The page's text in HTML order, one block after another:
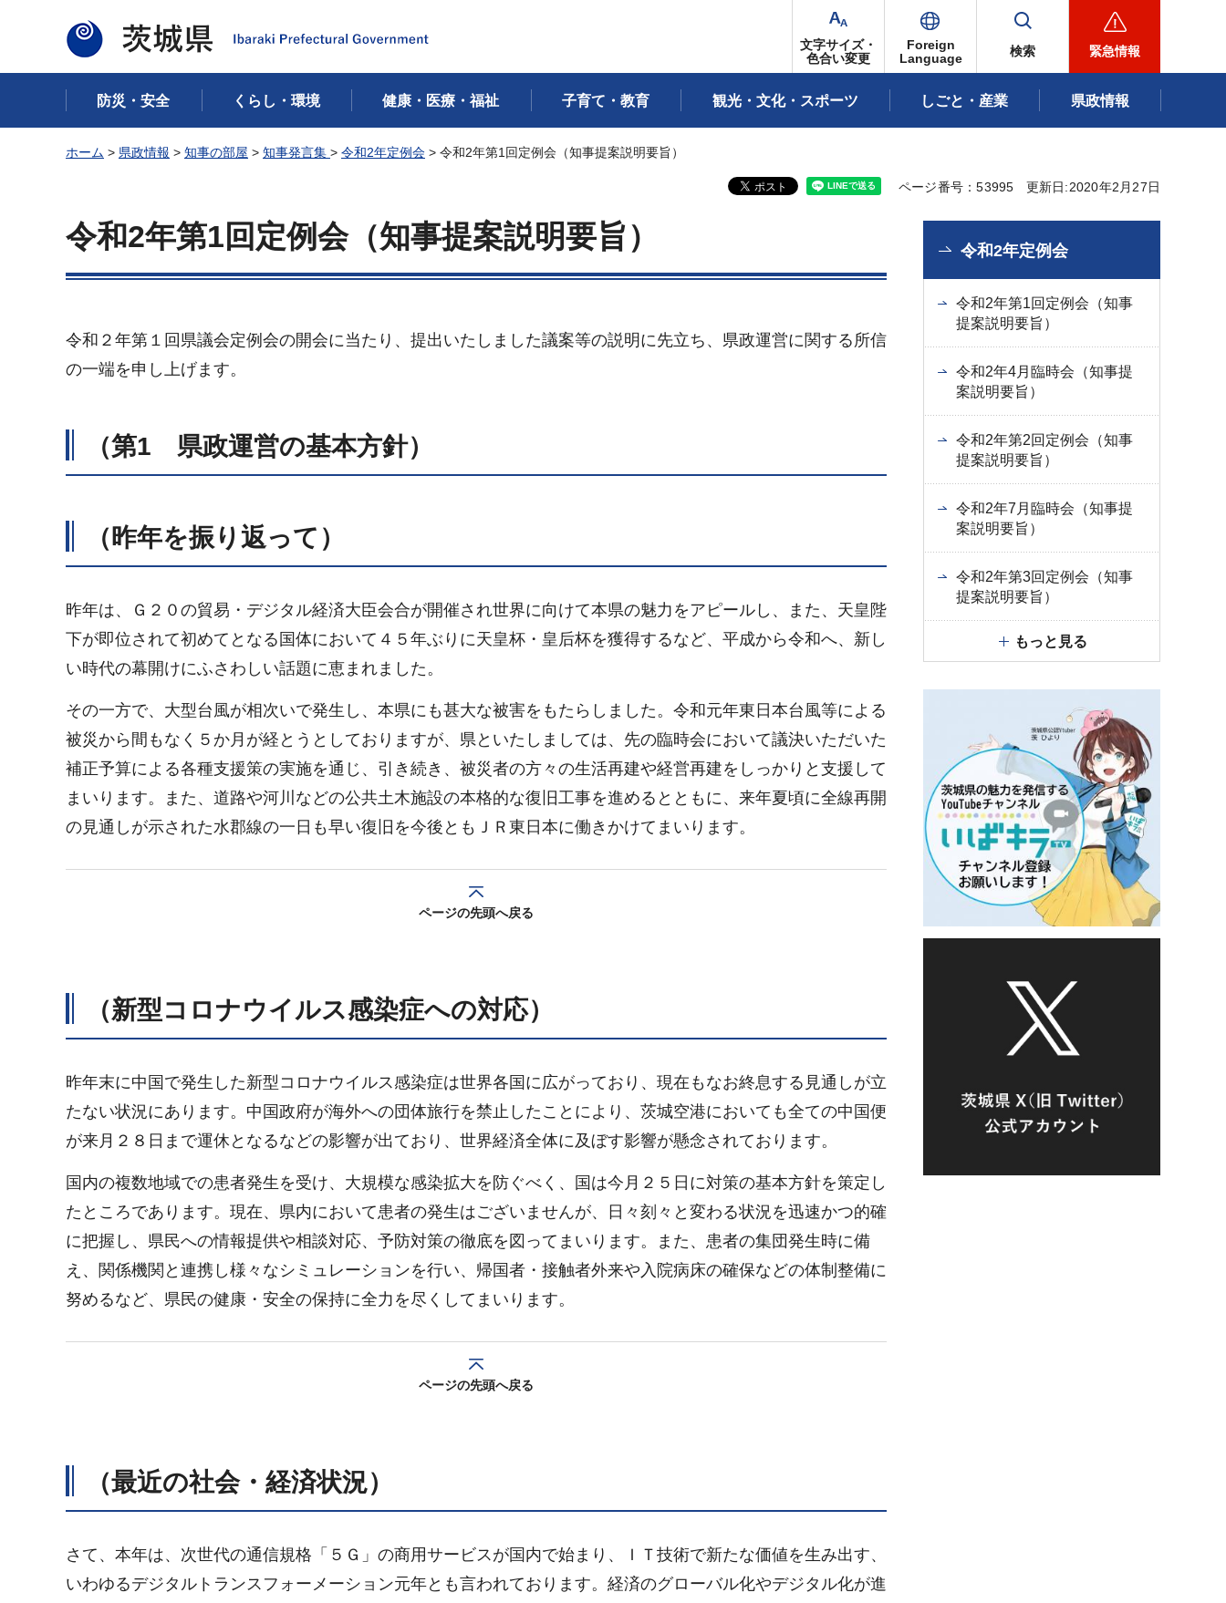
茨城県
文字サイズ・
色合い変更
Foreign
Language
検索 緊急情報
防災・安全 くらし・環境 健康・医療・福祉 子育て・教育 観光・文化・スポーツ しごと・産業 県政情報
ホーム > 県政情報 > 知事の部屋 > 知事発言集 > 令和2年定例会 > 令和2年第1回定例会（知事提案説明要旨）
ページ番号：53995 更新日:2020年2月27日
令和2年第1回定例会（知事提案説明要旨）
令和２年第１回県議会定例会の開会に当たり、提出いたしました議案等の説明に先立ち、県政運営に関する所信
の一端を申し上げます。
（第1 県政運営の基本方針）
（昨年を振り返って）
昨年は、Ｇ２０の貿易・デジタル経済大臣会合が開催され世界に向けて本県の魅力をアピールし、また、天皇陛
下が即位されて初めてとなる国体において４５年ぶりに天皇杯・皇后杯を獲得するなど、平成から令和へ、新し
い時代の幕開けにふさわしい話題に恵まれました。
その一方で、大型台風が相次いで発生し、本県にも甚大な被害をもたらしました。令和元年東日本台風等による
被災から間もなく５か月が経とうとしておりますが、県といたしましては、先の臨時会において議決いただいた
補正予算による各種支援策の実施を通じ、引き続き、被災者の方々の生活再建や経営再建をしっかりと支援して
まいります。また、道路や河川などの公共土木施設の本格的な復旧工事を進めるとともに、来年夏頃に全線再開
の見通しが示された水郡線の一日も早い復旧を今後ともＪＲ東日本に働きかけてまいります。
ページの先頭へ戻る
（新型コロナウイルス感染症への対応）
昨年末に中国で発生した新型コロナウイルス感染症は世界各国に広がっており、現在もなお終息する見通しが立
たない状況にあります。中国政府が海外への団体旅行を禁止したことにより、茨城空港においても全ての中国便
が来月２８日まで運休となるなどの影響が出ており、世界経済全体に及ぼす影響が懸念されております。
国内の複数地域での患者発生を受け、大規模な感染拡大を防ぐべく、国は今月２５日に対策の基本方針を策定し
たところであります。現在、県内において患者の発生はございませんが、日々刻々と変わる状況を迅速かつ的確
に把握し、県民への情報提供や相談対応、予防対策の徹底を図ってまいります。また、患者の集団発生時に備
え、関係機関と連携し様々なシミュレーションを行い、帰国者・接触者外来や入院病床の確保などの体制整備に
努めるなど、県民の健康・安全の保持に全力を尽くしてまいります。
ページの先頭へ戻る
（最近の社会・経済状況）
さて、本年は、次世代の通信規格「５Ｇ」の商用サービスが国内で始まり、ＩＴ技術で新たな価値を生み出す、
いわゆるデジタルトランスフォーメーション元年とも言われております。経済のグローバル化やデジタル化が進
令和2年定例会
令和2年第1回定例会（知事
提案説明要旨）
令和2年4月臨時会（知事提
案説明要旨）
令和2年第2回定例会（知事
提案説明要旨）
令和2年7月臨時会（知事提
案説明要旨）
令和2年第3回定例会（知事
提案説明要旨）
もっと見る